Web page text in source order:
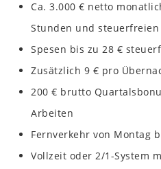
Ca. 3.000 € netto
Stunden und steuerfreien
Spesen bis zu 28 €
Zusätzlich 9 € pro
200 € brutto
Arbeiten
Fernverkehr von Montag
Vollzeit oder 2/1-System